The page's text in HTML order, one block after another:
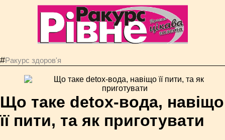
#Ракурс здоров'я
Що таке detox-вода, навіщо
її пити, та як приготувати